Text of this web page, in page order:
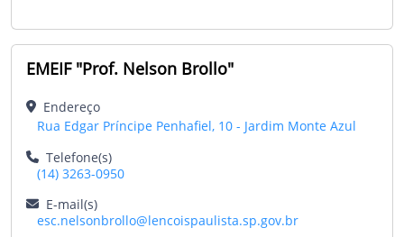
EMEIF "Prof. Nelson Brollo"
Endereço
Rua Edgar Príncipe Penhafiel, 10 - Jardim Monte Azul
Telefone(s)
(14) 3263-0950
E-mail(s)
esc.nelsonbrollo@lencoispaulista.sp.gov.br